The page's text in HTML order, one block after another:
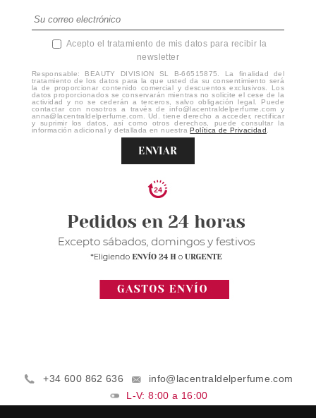
Acepto el tratamiento de mis datos para recibir la
newsletter
Responsable: BEAUTY DIVISION SL B-66515875. La finalidad del
tratamiento de los datos para la que usted da su consentimiento será
la de proporcionar contenido comercial y descuentos exclusivos. Los
datos proporcionados se conservarán mientras no solicite el cese de la
actividad y no se cederán a terceros, salvo obligación legal. Puede
contactar con nosotros a través de info@lacentraldelperfume.com y
anna@lacentraldelperfume.com. Ud. tiene derecho a acceder, rectificar
y suprimir los datos, así como otros derechos, puede consultar la
información adicional y detallada en nuestra Política de Privacidad .
ENVIAR
+34 600 862 636
info@lacentraldelperfume.com
L-V: 8:00 a 16:00